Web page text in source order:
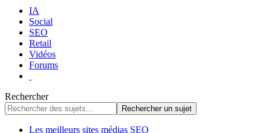
IA
Social
SEO
Retail
Vidéos
Forums
Rechercher
Les meilleurs sites médias SEO